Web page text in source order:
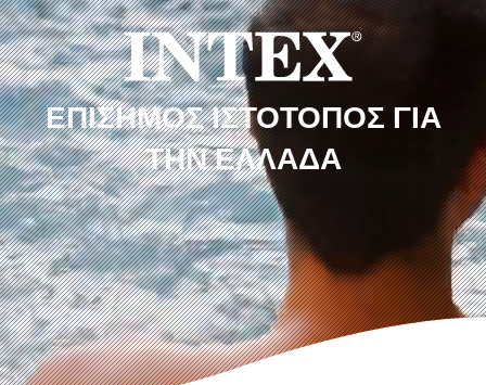
ΕΠΊΣΗΜΟΣ ΙΣΤΌΤΟΠΟΣ ΓΙΑ
ΤΗΝ ΕΛΛΆΔΑ